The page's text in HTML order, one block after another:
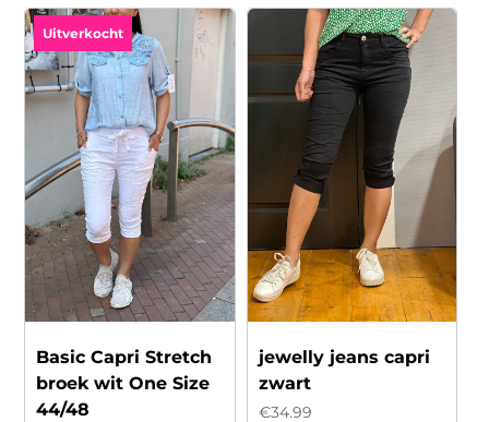
Uitverkocht
Basic Capri Stretch
broek wit One Size
44/48
jewelly jeans capri
zwart
€34.99